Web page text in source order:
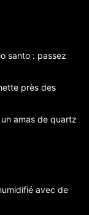
santo : passez
près des
amas de quartz
avec de